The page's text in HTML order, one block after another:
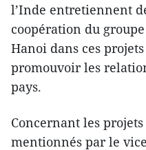
l’Inde entretiennent
coopération du
Hanoi dans ces
promouvoir les
pays.
Concernant les
mentionnés par le